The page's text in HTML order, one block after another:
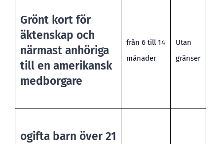
Grönt kort för
äktenskap och
närmast anhöriga
till en amerikansk
medborgare
från 6 till 14
månader
Utan
gränser
ogifta barn över 21